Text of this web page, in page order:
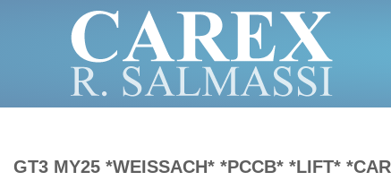
GT3 MY25 *WEISSACH* *PCCB* *LIFT*